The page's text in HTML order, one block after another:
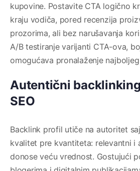
kupovine. Postavite CTA logično
kraju vodiča, pored recenzija
prozorima, ali bez narušavanja
A/B testiranje varijanti CTA-ova,
omogućava pronalaženje
Autentični
SEO
Backlink profil utiče na autoritet
kvalitet pre kvantiteta: relevantni i
donose veću vrednost. Gostujući